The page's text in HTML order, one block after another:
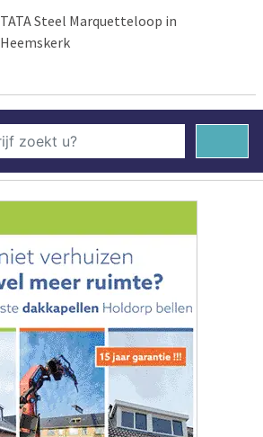
TATA Steel Marquetteloop in
Heemskerk